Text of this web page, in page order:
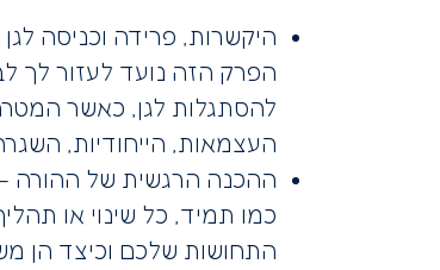
היקשרות, פרידה וכניסה
הפרק הזה נועד לעזור לך
להסתגלות לגן, כאשר
העצמאות, הייחודיות,
ההכנה הרגשית של ההורה
כמו תמיד, כל שינוי או
התחושות שלכם וכיצד הן